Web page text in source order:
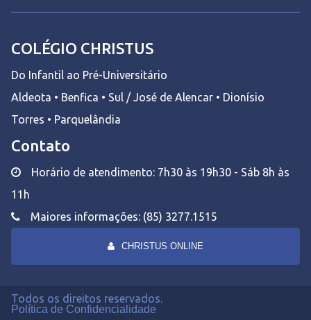
COLÉGIO CHRISTUS
Do Infantil ao Pré-Universitário
Aldeota • Benfica • Sul / José de Alencar • Dionísio
Torres • Parquelândia
Contato
Horário de atendimento: 7h30 às 19h30 - Sáb 8h às
11h
Maiores informações: (85) 3277.1515
CHRISTUS ONLINE
Todos os direitos reservados.
Política de Confidencialidade